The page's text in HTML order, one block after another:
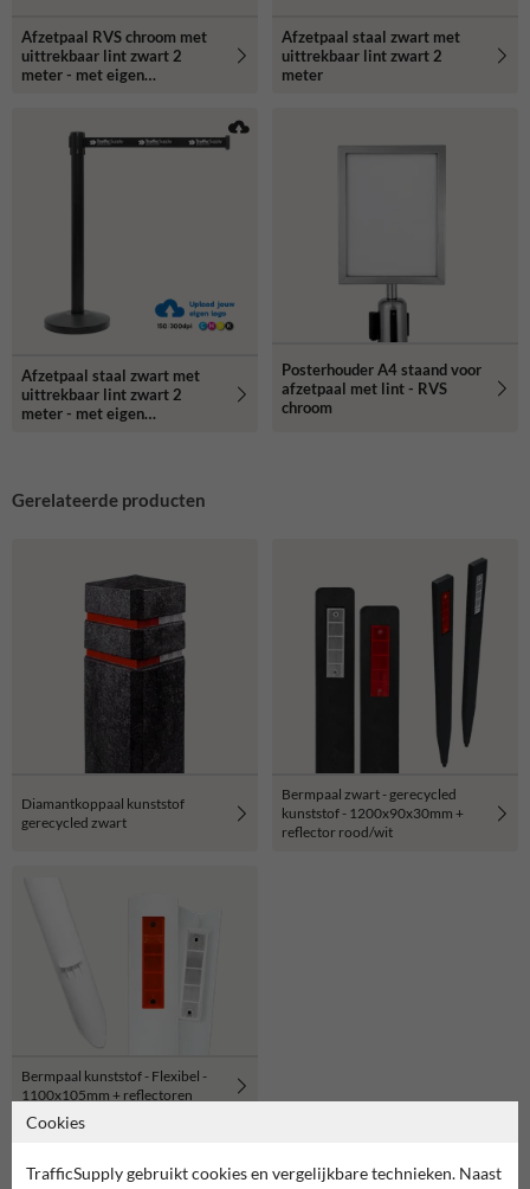
Afzetpaal RVS chroom met
uittrekbaar lint zwart 2
meter - met eigen
Afzetpaal staal zwart met
uittrekbaar lint zwart 2
meter
Afzetpaal staal zwart met
uittrekbaar lint zwart 2
meter - met eigen
Posterhouder A4 staand voor
afzetpaal met lint - RVS
chroom
Gerelateerde producten
Diamantkoppaal kunststof
gerecycled zwart
Bermpaal zwart - gerecycled
kunststof - 1200x90x30mm +
reflector rood/wit
Bermpaal kunststof - Flexibel -
1100x105mm + reflectoren
Of zocht je dit?
Cookies
TrafficSupply gebruikt cookies en vergelijkbare technieken. Naast